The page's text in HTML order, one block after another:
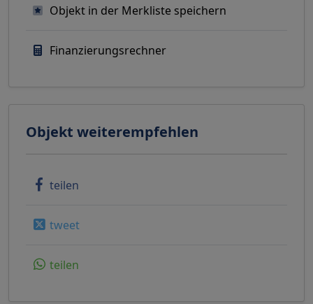
Objekt in der Merkliste speichern
Finanzierungsrechner
Objekt weiterempfehlen
teilen
tweet
teilen